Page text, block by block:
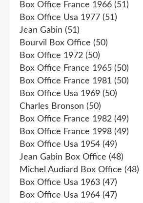
Box Office France 1966 (51)
Box Office Usa 1977 (51)
Jean Gabin (51)
Bourvil Box Office (50)
Box Office 1972 (50)
Box Office France 1965 (50)
Box Office France 1981 (50)
Box Office Usa 1969 (50)
Charles Bronson (50)
Box Office France 1982 (49)
Box Office France 1998 (49)
Box Office Usa 1954 (49)
Jean Gabin Box Office (48)
Michel Audiard Box Office (48)
Box Office Usa 1963 (47)
Box Office Usa 1964 (47)